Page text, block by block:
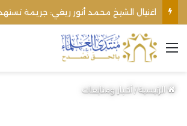
القائمة
الرئيسية/أخبار ومتابعات